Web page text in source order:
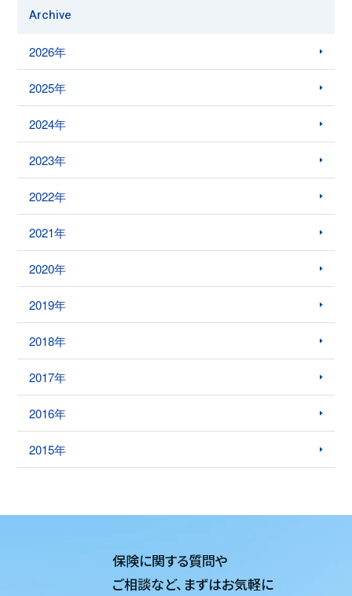
Archive
2026年
2025年
2024年
2023年
2022年
2021年
2020年
2019年
2018年
2017年
2016年
2015年
保険に関する質問や
ご相談など、 まずはお気軽に